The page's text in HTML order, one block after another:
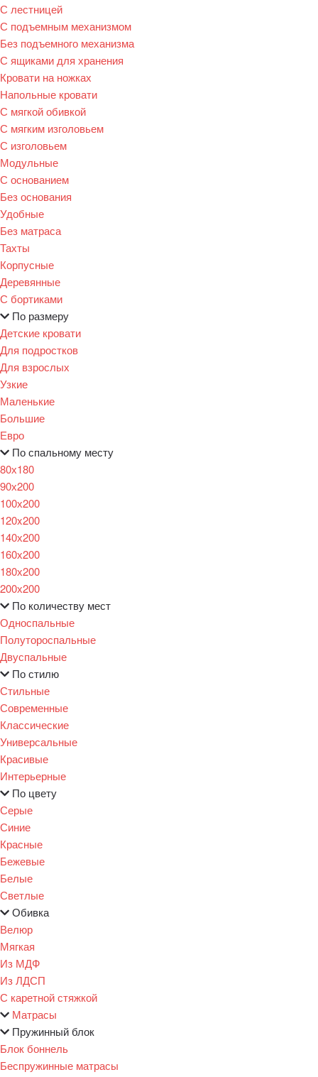
С лестницей
С подъемным механизмом
Без подъемного механизма
С ящиками для хранения
Кровати на ножках
Напольные кровати
С мягкой обивкой
С мягким изголовьем
С изголовьем
Модульные
С основанием
Без основания
Удобные
Без матраса
Тахты
Корпусные
Деревянные
С бортиками
По размеру
Детские кровати
Для подростков
Для взрослых
Узкие
Маленькие
Большие
Евро
По спальному месту
80х180
90х200
100х200
120x200
140х200
160х200
180х200
200х200
По количеству мест
Односпальные
Полутороспальные
Двуспальные
По стилю
Стильные
Современные
Классические
Универсальные
Красивые
Интерьерные
По цвету
Серые
Синие
Красные
Бежевые
Белые
Светлые
Обивка
Велюр
Мягкая
Из МДФ
Из ЛДСП
С каретной стяжкой
Матрасы
Пружинный блок
Блок боннель
Беспружинные матрасы